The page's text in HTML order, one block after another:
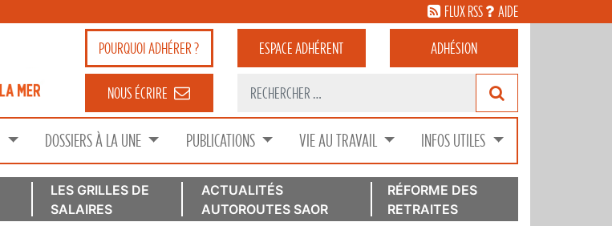
FLUX RSS AIDE
POURQUOIADHÉRER ? ESPACEADHÉRENT ADHÉSION
NOUS ÉCRIRE
DOSSIERS À LA UNE PUBLICATIONS VIE AU TRAVAIL INFOS UTILES
LES GRILLES DE
SALAIRES
ACTUALITÉS
AUTOROUTES SAOR
RÉFORME DES
RETRAITES